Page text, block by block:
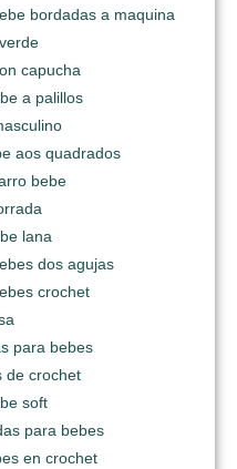
bordadas a maquina
capucha
a palillos
aos quadrados
bebe
lana
dos agujas
crochet
para bebes
de crochet
soft
para bebes
en crochet